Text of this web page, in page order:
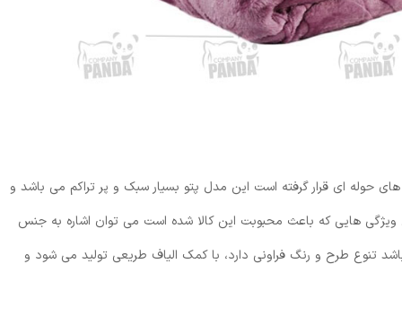
در ابعاد۱۵۰ *۲۱۰ در گروه پتو های حوله ای قرار گرفته است این مدل پتو بسیار سبک و پر تراکم می باشد و
ویژگی هایی که باعث محبوبت این کالا شده است می توان اشاره به جنس
تنوع طرح و رنگ فراونی دارد، با کمک الیاف طریعی تولید می شود و